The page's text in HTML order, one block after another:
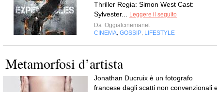
Thriller Regia: Simon West Cast:
Sylvester...
Leggere il seguito
Da Oggialcinemanet
CINEMA GOSSIP LIFESTYLE
Metamorfosi d’artista
Jonathan Ducruix è un fotografo
francese dagli scatti non convenzionali